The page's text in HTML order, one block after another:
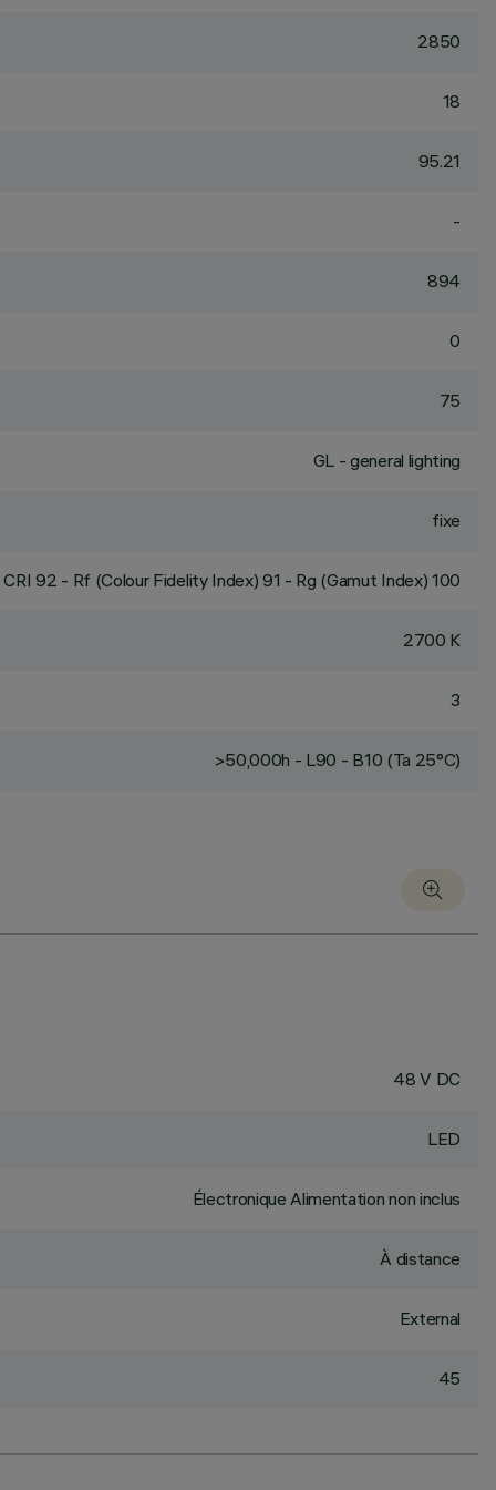
2850
18
95.21
-
894
0
75
GL - general lighting
fixe
CRI92 - Rf (Colour Fidelity Index) 91 - Rg (Gamut Index) 100
2700 K
3
>50,000h - L90 - B10 (Ta 25°C)
48 V DC
LED
Électronique Alimentation non inclus
À distance
External
45